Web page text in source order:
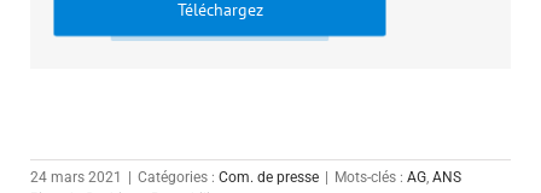
Téléchargez
24 mars 2021 Catégories : Com. de presse Mots-clés : AG, ANS